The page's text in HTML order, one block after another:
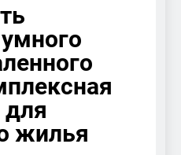
для
жилья